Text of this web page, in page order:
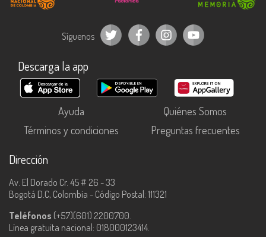
Síguenos
Descarga la app
Ayuda
Quiénes Somos
Términos y condiciones
Preguntas frecuentes
Dirección
Av. El Dorado Cr. 45 # 26 - 33
Bogotá D.C, Colombia - Código Postal: 111321
Teléfonos (+57)(601) 2200700.
Línea gratuita nacional: 018000123414.